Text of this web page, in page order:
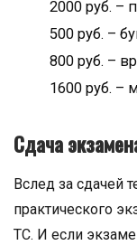
2000 руб. –
500 руб. –
800 руб. –
1600 руб. –
Сдача
Вслед за сдачей
практического
ТС. И если